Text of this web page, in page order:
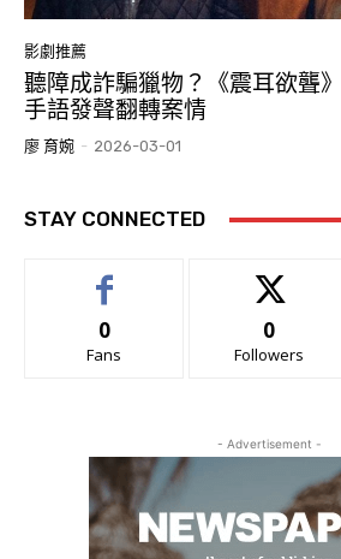
影劇推薦
聽障成詐騙獵物？《震耳欲聾
手語發聲翻轉案情
廖 育婉 - 2026-03-01
STAY CONNECTED
0
Fans
0
Followers
- Advertisement -